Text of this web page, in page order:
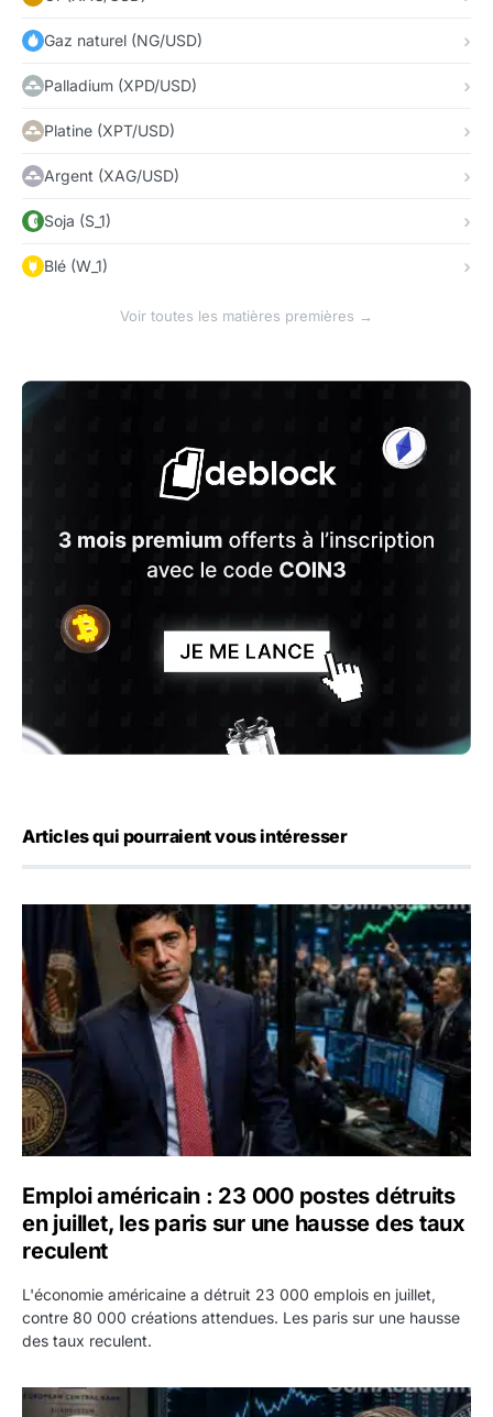
Gaz naturel (NG/USD)
Palladium (XPD/USD)
Platine (XPT/USD)
Argent (XAG/USD)
Soja (S_1)
Blé (W_1)
Voir toutes les matières premières →
Articles qui pourraient vous intéresser
Emploi américain : 23 000 postes détruits en juillet, les
Emploi américain : 23 000 postes détruits
en juillet, les paris sur une hausse des taux
reculent
L'économie américaine a détruit 23 000 emplois en juillet,
contre 80 000 créations attendues. Les paris sur une hausse
des taux reculent.
Yen : Washington a vendu des euros sans prévenir la